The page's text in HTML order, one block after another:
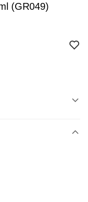
(GR049)